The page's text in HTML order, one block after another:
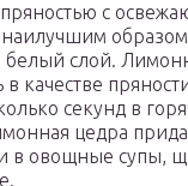
с
белый слой.
в качестве
секунд в
цедра
в овощные супы,